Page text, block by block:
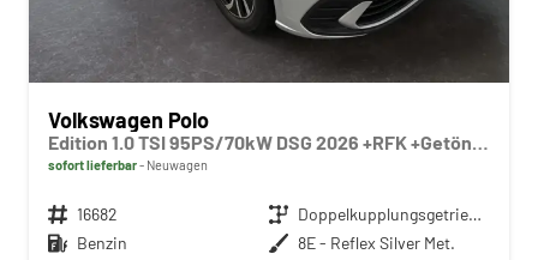
Volkswagen Polo
Edition 1.0 TSI 95PS/70kW DSG 2026 +RFK +Getönte Heckscheiben +TravelAssist +LED
sofort lieferbar Neuwagen
Fahrzeugnr. 16682 Getriebe
Doppelkupplungsgetriebe (DSG)
Kraftstoff Benzin Außenfarbe 8E - Reflex Silver Met.